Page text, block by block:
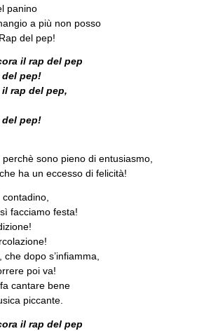
panino
a più non posso
del pep!
il rap del pep
del pep!
rap del pep,
del pep!
sono pieno di entusiasmo,
ha un eccesso di felicità!
facciamo festa!
dopo s’infiamma,
poi va!
cantare bene
piccante.
il rap del pep